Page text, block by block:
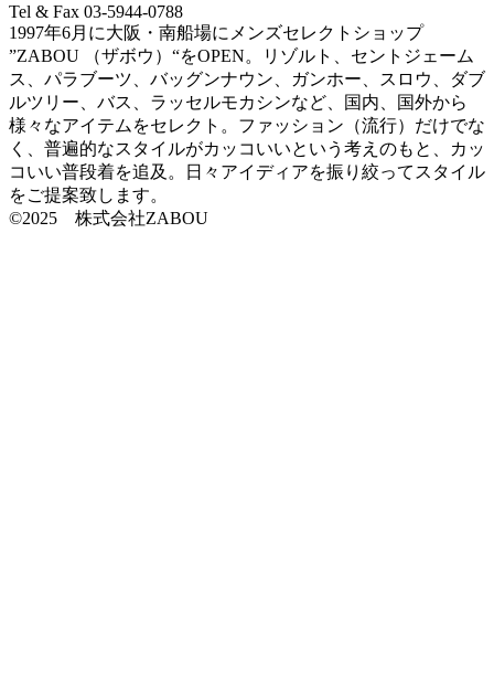
Tel & Fax 03-5944-0788
1997年6月に大阪・南船場にメンズセレクトショップ
”ZABOU （ザボウ）“をOPEN。リゾルト、セントジェーム
ス、パラブーツ、バッグンナウン、ガンホー、スロウ、ダブ
ルツリー、バス、ラッセルモカシンなど、国内、国外から
様々なアイテムをセレクト。ファッション（流行）だけでな
く、普遍的なスタイルがカッコいいという考えのもと、カッ
コいい普段着を追及。日々アイディアを振り絞ってスタイル
をご提案致します。
©2025 株式会社ZABOU